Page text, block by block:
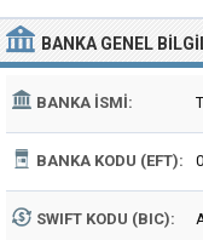
BANKA GENEL
BANKA İSMI:
BANKA KODU (EFT):
SWIFT KODU (BIC):